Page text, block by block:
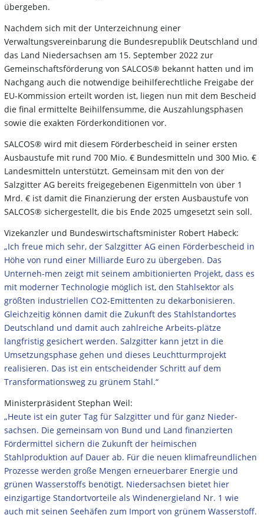
übergeben.
Nachdem sich mit der Unterzeichnung einer
Verwaltungsvereinbarung die Bundesrepublik Deutschland und
das Land Niedersachsen am 15. September 2022 zur
Gemeinschaftsförderung von SALCOS® bekannt hatten und im
Nachgang auch die notwendige beihilferechtliche Freigabe der
EU-Kommission erteilt worden ist, liegen nun mit dem Bescheid
die final ermittelte Beihilfensumme, die Auszahlungsphasen
sowie die exakten Förderkonditionen vor.
SALCOS® wird mit diesem Förderbescheid in seiner ersten
Ausbaustufe mit rund 700 Mio. € Bundesmitteln und 300 Mio. €
Landesmitteln unterstützt. Gemeinsam mit den von der
Salzgitter AG bereits freigegebenen Eigenmitteln von über 1
Mrd. € ist damit die Finanzierung der ersten Ausbaustufe von
SALCOS® sichergestellt, die bis Ende 2025 umgesetzt sein soll.
Vizekanzler und Bundeswirtschaftsminister Robert Habeck:
„Ich freue mich sehr, der Salzgitter AG einen Förderbescheid in
Höhe von rund einer Milliarde Euro zu übergeben. Das
Unterneh-men zeigt mit seinem ambitionierten Projekt, dass es
mit moderner Technologie möglich ist, den Stahlsektor als
größten industriellen CO2-Emittenten zu dekarbonisieren.
Gleichzeitig können damit die Zukunft des Stahlstandortes
Deutschland und damit auch zahlreiche Arbeits-plätze
langfristig gesichert werden. Salzgitter kann jetzt in die
Umsetzungsphase gehen und dieses Leuchtturmprojekt
realisieren. Das ist ein entscheidender Schritt auf dem
Transformationsweg zu grünem Stahl.“
Ministerpräsident Stephan Weil:
„Heute ist ein guter Tag für Salzgitter und für ganz Nieder-
sachsen. Die gemeinsam von Bund und Land finanzierten
Fördermittel sichern die Zukunft der heimischen
Stahlproduktion auf Dauer ab. Für die neuen klimafreundlichen
Prozesse werden große Mengen erneuerbarer Energie und
grünen Wasserstoffs benötigt. Niedersachsen bietet hier
einzigartige Standortvorteile als Windenergieland Nr. 1 wie
auch mit seinen Seehäfen zum Import von grünem Wasserstoff.